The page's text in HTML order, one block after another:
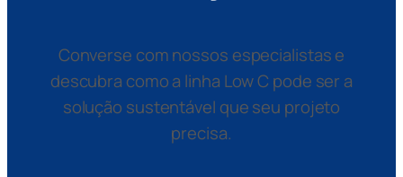
Converse com nossos especialistas e
descubra como a linha Low C pode ser a
solução sustentável que seu projeto
precisa.